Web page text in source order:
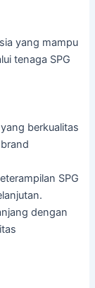
yang mampu
tenaga SPG
berkualitas
SPG
dengan